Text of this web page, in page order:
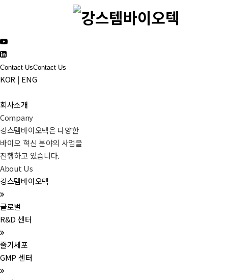
Contact UsContact Us
KOR | ENG
회사소개
Company
강스템바이오텍은 다양한
바이오 혁신 분야의 사업을
진행하고 있습니다.
About Us
강스템바이오텍
글로벌
R&D 센터
줄기세포
GMP 센터